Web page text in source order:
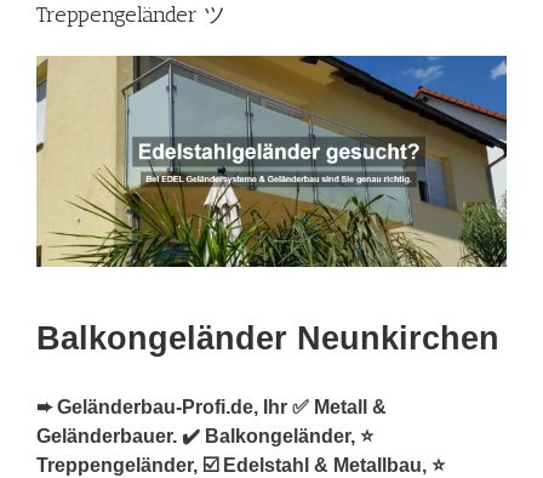
Treppengeländer ツ
Balkongeländer Neunkirchen
➨ Geländerbau-Profi.de, Ihr ✅ Metall &
Geländerbauer. ✔️ Balkongeländer, ⭐
Treppengeländer, ☑️ Edelstahl & Metallbau, ⭐